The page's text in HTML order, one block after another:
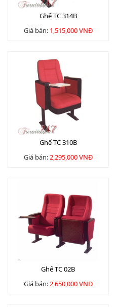
Ghế TC 314B
Giá bán: 1,515,000 VNĐ
Ghế TC 310B
Giá bán:2,295,000 VNĐ
Ghế TC 02B
Giá bán:2,650,000 VNĐ